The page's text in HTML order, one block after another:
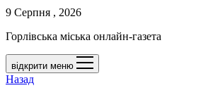
9 Серпня , 2026
Горлівська міська онлайн-газета
відкрити меню
Назад